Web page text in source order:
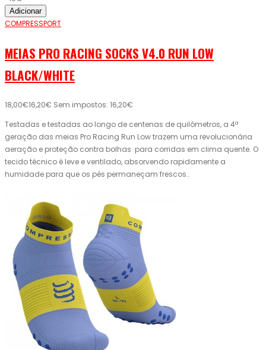
Adicionar
COMPRESSPORT
MEIAS PRO RACING SOCKS V4.0 RUN LOW
BLACK/WHITE
18,00€16,20€ Sem impostos: 16,20€
Testadas e testadas ao longo de centenas de quilômetros, a 4ª
geração das meias Pro Racing Run Low trazem uma revolucionária
aeração e proteção contra bolhas para corridas em clima quente. O
tecido técnico é leve e ventilado, absorvendo rapidamente a
humidade para que os pés permaneçam frescos..